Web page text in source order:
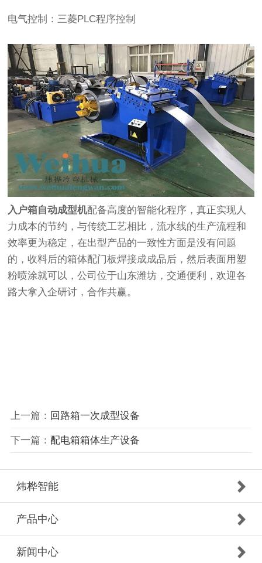
电气控制：三菱PLC程序控制
入户箱自动成型机配备高度的智能化程序，真正实现人
力成本的节约，与传统工艺相比，流水线的生产流程和
效率更为稳定，在出型产品的一致性方面是没有问题
的，收料后的箱体配门板焊接成成品后，然后表面用塑
粉喷涂就可以，公司位于山东潍坊，交通便利，欢迎各
路大拿入企研讨，合作共赢。
上一篇： 回路箱一次成型设备
下一篇： 配电箱箱体生产设备
炜桦智能
产品中心
新闻中心